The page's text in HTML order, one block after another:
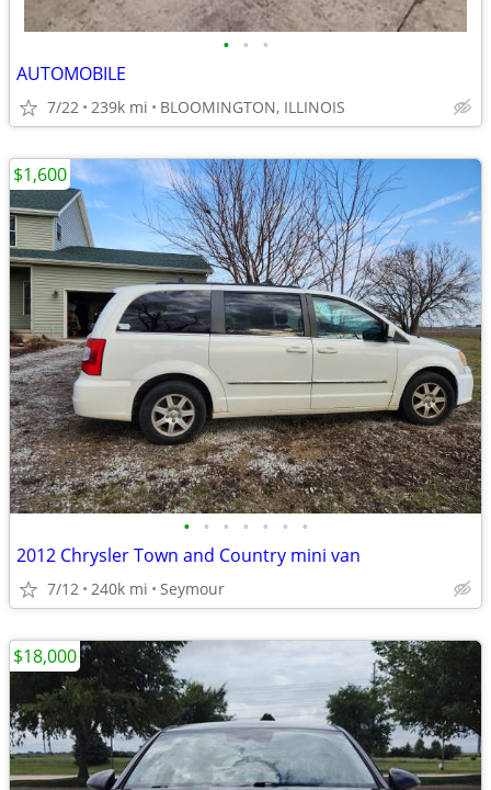
• • •
AUTOMOBILE
7/22 239k mi BLOOMINGTON, ILLINOIS
• • • • • • •
2012 Chrysler Town and Country mini van
7/12 240k mi Seymour
$1,600
$18,000